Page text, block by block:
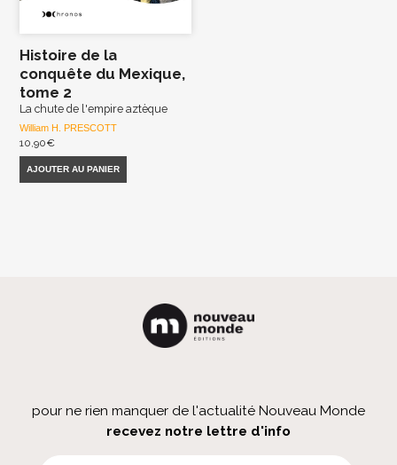
Histoire de la
conquête du Mexique,
tome 2
La chute de l'empire aztèque
William H. PRESCOTT
10,90€
AJOUTER AU PANIER
pour ne rien manquer de l'actualité Nouveau Monde
recevez notre lettre d'info